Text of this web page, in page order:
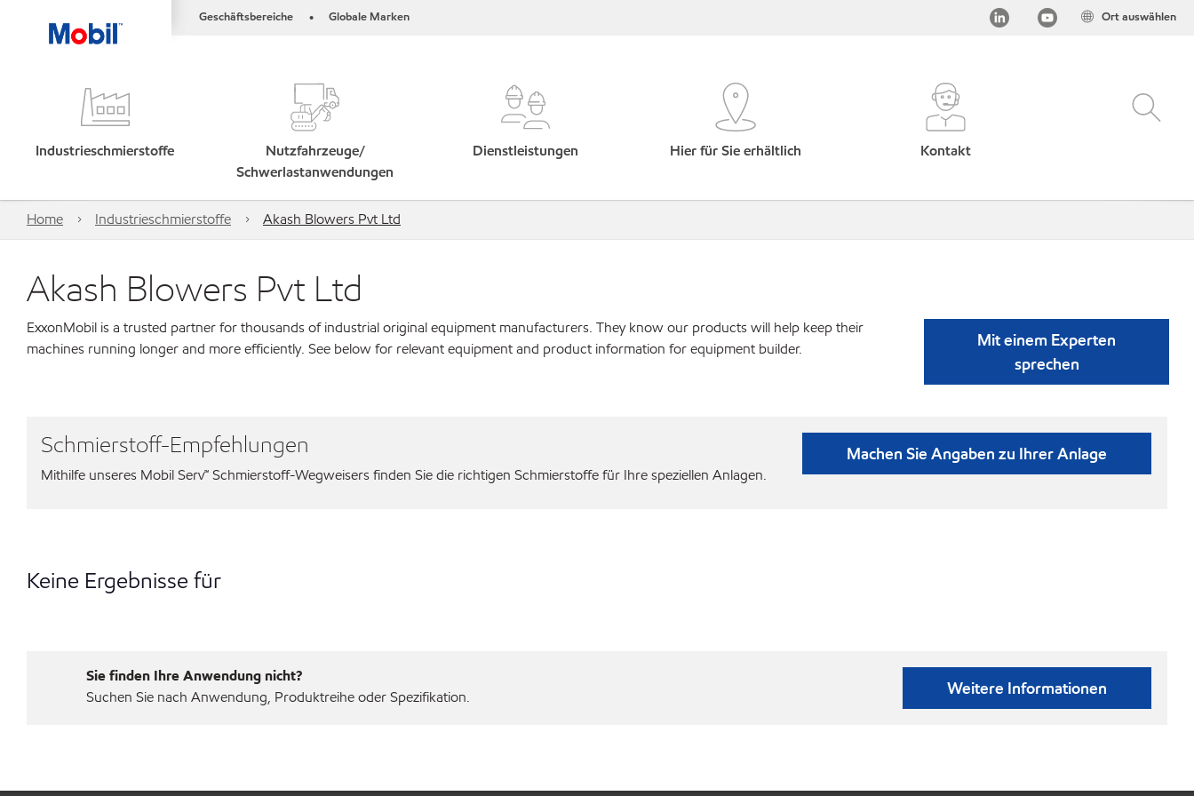
Geschäftsbereiche • Globale Marken Ort auswählen
Industrieschmierstoffe
Nutzfahrzeuge/
Schwerlastanwendungen
Dienstleistungen Hier für Sie erhältlich Kontakt
Home Industrieschmierstoffe Akash Blowers Pvt Ltd
Akash Blowers Pvt Ltd
ExxonMobil is a trusted partner for thousands of industrial original equipment manufacturers. They know our products will help keep their
machines running longer and more efficiently. See below for relevant equipment and product information for equipment builder.
Mit einem Experten
sprechen
Schmierstoff-Empfehlungen
Mithilfe unseres Mobil Serv℠ Schmierstoff-Wegweisers finden Sie die richtigen Schmierstoffe für Ihre speziellen Anlagen.
Machen Sie Angaben zu Ihrer Anlage
Keine Ergebnisse für
Sie finden Ihre Anwendung nicht?
Suchen Sie nach Anwendung, Produktreihe oder Spezifikation.
Weitere Informationen